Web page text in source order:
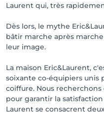
Laurent qui, très
Dès lors, le mythe
bâtir marche après
leur image.
La maison Eric&Laurent,
soixante co-équipiers unis
coiffure. Nous
pour garantir la
Laurent se consacrent